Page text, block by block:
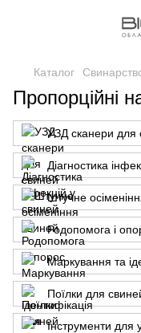
Каталог
Пропорційні
УЗД сканери для
Діагностика
Штучне
Родопомога і
Маркування та
Поїлки для
Інструменти для